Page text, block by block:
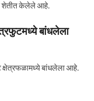
शेतीत केलेले आहे.
बांधलेला
क्षेत्रफळामध्ये बांधलेला आहे.